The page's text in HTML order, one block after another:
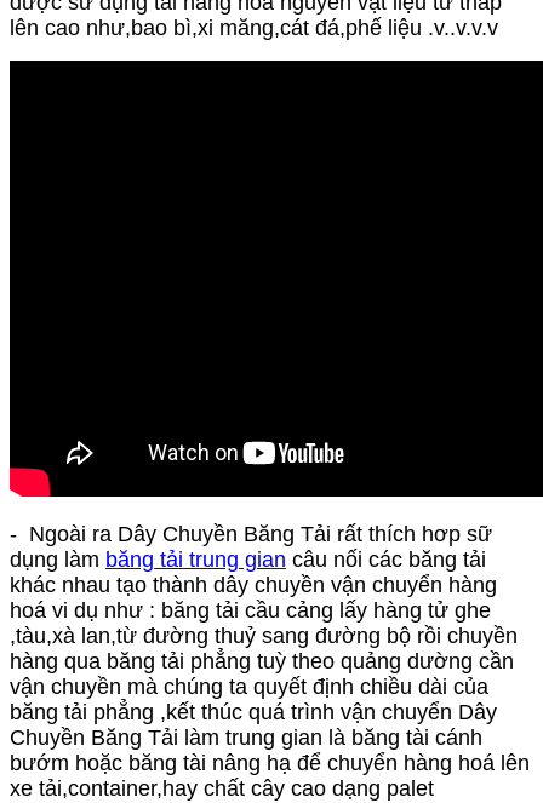
lên cao như,bao bì,xi măng,cát đá,phế liệu .v..v.v.v
- Ngoài ra Dây Chuyền Băng Tải rất thích hơp sữ
dụng làm băng tải trung gian câu nối các băng tải
khác nhau tạo thành dây chuyền vận chuyển hàng
hoá vi dụ như : băng tải cầu cảng lấy hàng tử ghe
,tàu,xà lan,từ đường thuỷ sang đường bộ rồi chuyền
hàng qua băng tải phẳng tuỳ theo quảng dường cần
vận chuyền mà chúng ta quyết định chiều dài của
băng tải phẳng ,kết thúc quá trình vận chuyển Dây
Chuyền Băng Tải làm trung gian là băng tài cánh
bướm hoặc băng tài nâng hạ để chuyển hàng hoá lên
xe tải,container,hay chất cây cao dạng palet